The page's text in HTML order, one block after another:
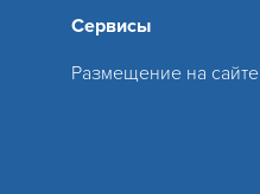
Сервисы
Размещение на сайте